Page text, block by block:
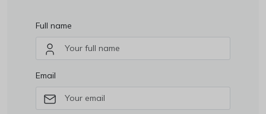
Full name
Email